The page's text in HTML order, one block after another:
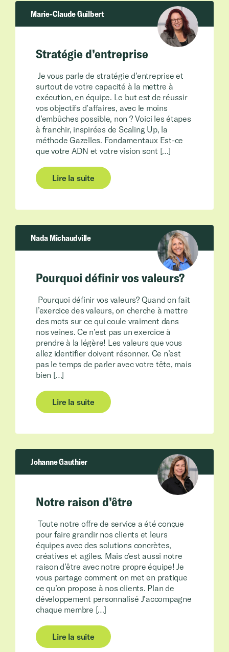
Marie-Claude Guilbert
Stratégie d’entreprise
Je vous parle de stratégie d’entreprise et
surtout de votre capacité à la mettre à
exécution, en équipe. Le but est de réussir
vos objectifs d’affaires, avec le moins
d’embûches possible, non ? Voici les étapes
à franchir, inspirées de Scaling Up, la
méthode Gazelles. Fondamentaux Est-ce
que votre ADN et votre vision sont […]
Lire la suite
Nada Michaudville
Pourquoi définir vos valeurs?
Pourquoi définir vos valeurs? Quand on fait
l’exercice des valeurs, on cherche à mettre
des mots sur ce qui coule vraiment dans
nos veines. Ce n’est pas un exercice à
prendre à la légère! Les valeurs que vous
allez identifier doivent résonner. Ce n’est
pas le temps de parler avec votre tête, mais
bien […]
Lire la suite
Johanne Gauthier
Notre raison d’être
Toute notre offre de service a été conçue
pour faire grandir nos clients et leurs
équipes avec des solutions concrètes,
créatives et agiles. Mais c’est aussi notre
raison d’être avec notre propre équipe! Je
vous partage comment on met en pratique
ce qu’on propose à nos clients. Plan de
développement personnalisé J’accompagne
chaque membre […]
Lire la suite